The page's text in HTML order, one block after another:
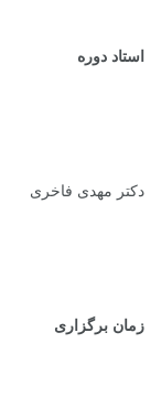
استاد دوره
دکتر مهدی فاخری
زمان برگزاری